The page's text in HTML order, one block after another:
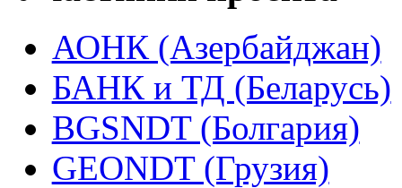
АОНК (Азербайджан)
БАНК и ТД (Беларусь)
BGSNDT (Болгария)
GEONDT (Грузия)